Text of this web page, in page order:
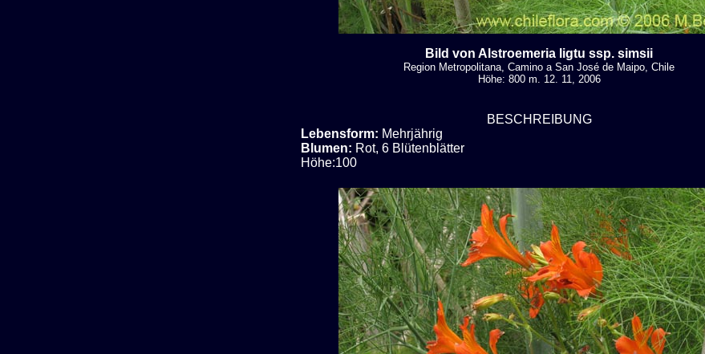
Bild von Alstroemeria ligtu ssp. simsii
Region Metropolitana, Camino a San José de Maipo, Chile
Höhe: 800 m. 12. 11, 2006
BESCHREIBUNG
Lebensform: Mehrjährig
Blumen: Rot, 6 Blütenblätter
Höhe:100